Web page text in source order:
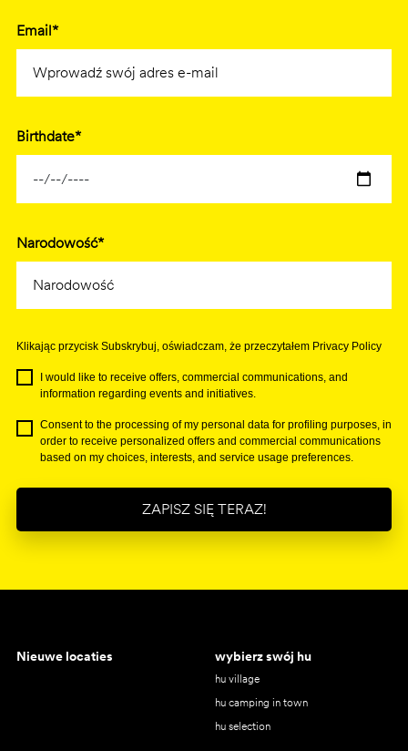
Email*
Birthdate*
Narodowość*
Klikając przycisk Subskrybuj, oświadczam, że przeczytałem Privacy Policy
I would like to receive offers, commercial communications, and
information regarding events and initiatives.
Consent to the processing of my personal data for profiling purposes, in
order to receive personalized offers and commercial communications
based on my choices, interests, and service usage preferences.
ZAPISZ SIĘ TERAZ!
Nieuwe locaties wybierz swój hu
hu village
hu camping in town
hu selection